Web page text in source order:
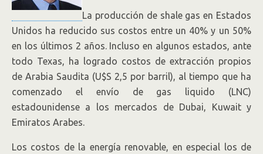
La producción de shale gas en Estados
Unidos ha reducido sus costos entre un 40% y un 50%
en los últimos 2 años. Incluso en algunos estados, ante
todo Texas, ha logrado costos de extracción propios
de Arabia Saudita (U$S 2,5 por barril), al tiempo que ha
comenzado el envío de gas liquido (LNC)
estadounidense a los mercados de Dubai, Kuwait y
Emiratos Arabes.
Los costos de la energía renovable, en especial los de